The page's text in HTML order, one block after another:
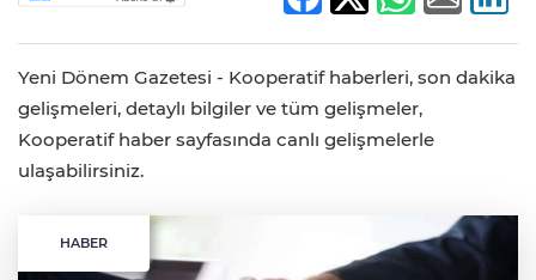
Yeni Dönem Gazetesi - Kooperatif haberleri, son dakika
gelişmeleri, detaylı bilgiler ve tüm gelişmeler,
Kooperatif haber sayfasında canlı gelişmelerle
ulaşabilirsiniz.
HABER